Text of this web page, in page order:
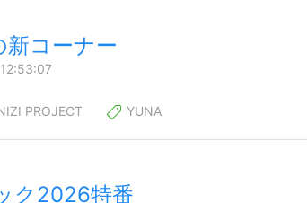
新コーナー
PROJECT YUNA
ク2026特番